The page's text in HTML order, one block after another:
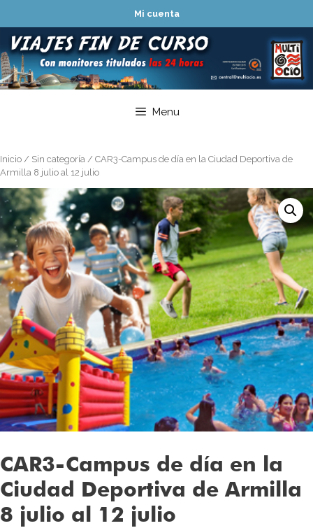
contenido
Mi cuenta
Menu
Inicio / Sin categoría / CAR3-Campus de día en la Ciudad Deportiva de
Armilla 8 julio al 12 julio
CAR3-Campus de día en la
Ciudad Deportiva de Armilla
8 julio al 12 julio